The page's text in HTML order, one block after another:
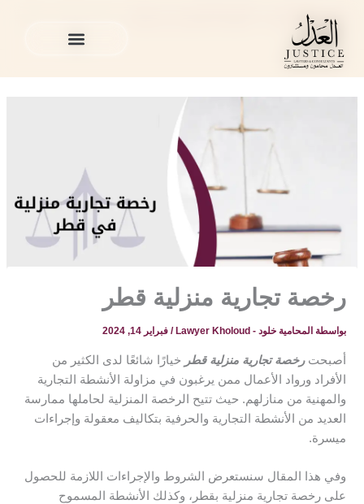
المحتوى
المدونة القانونية
قطر
رخصة تجارية منزلية قطر
بواسطة المحامية خلود - Lawyer Kholoud /فبراير 14, 2024
أصبحترخصة تجارية منزلية قطر
خيارًا شائعًا لدى الكثير من
الأفراد ورواد الأعمال ممن يرغبون في مزاولة الأنشطة التجارية
والمهنية من منازلهم. حيث تتيح الرخصة المنزلية لحاملها ممارسة
العديد من الأنشطة التجارية والحرفية بتكاليف معقولة وإجراءات
ميسرة.
وفي هذا المقال سنستعرض الشروط والإجراءات اللازمة للحصول
على رخصة تجارية منزلية بقطر، وكذلك الأنشطة المسموح